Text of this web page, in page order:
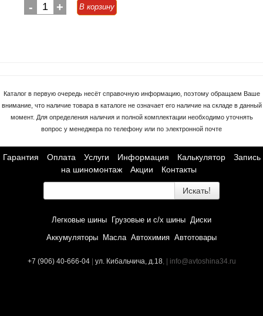
- 1 + В корзину
Каталог в первую очередь несёт справочную информацию, поэтому обращаем Ваше
внимание, что наличие товара в каталоге не означает его наличие на складе в данный
момент. Для определения наличия и полной комплектации необходимо уточнять
вопрос у менеджера по телефону или по электронной почте
Гарантия Оплата Услуги Информация Калькулятор
Запись
на шиномонтаж
Акции Контакты
Искать!
Легковые шины Грузовые и с/х шины Диски
Аккумуляторы Масла Автохимия Автотовары
+7 (906) 40-666-04 | ул. Кибальчича, д.18, | info@avtoshina34.ru